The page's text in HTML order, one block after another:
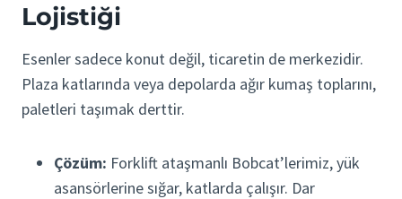
Lojistiği
Esenler sadece konut değil, ticaretin de merkezidir.
Plaza katlarında veya depolarda ağır kumaş toplarını,
paletleri taşımak derttir.
Çözüm: Forklift ataşmanlı Bobcat’lerimiz, yük
asansörlerine sığar, katlarda çalışır. Dar